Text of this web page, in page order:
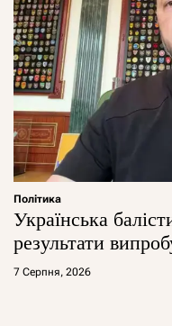
Політика
Українська
результати
7 Серпня, 2026